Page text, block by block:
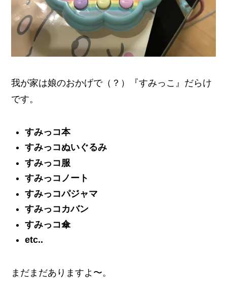
我が家は娘のおかげで（？）『すみっこ』だらけ
です。
すみっコ本
すみっコぬいぐるみ
すみっコ服
すみっコノート
すみっコパジャマ
すみっコカバン
すみっコ傘
etc..
まだまだありますよ〜。